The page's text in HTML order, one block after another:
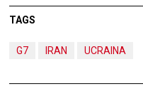
TAGS
G7 IRAN UCRAINA